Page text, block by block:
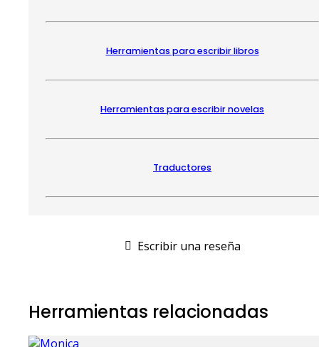
Herramientas para escribir libros
Herramientas para escribir novelas
Traductores
Escribir una reseña
Herramientas relacionadas